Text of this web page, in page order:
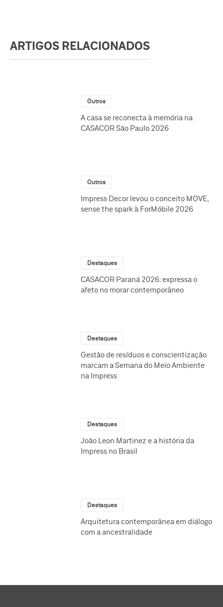
ARTIGOS RELACIONADOS
Outros
A casa se reconecta à memória na
CASACOR São Paulo 2026
Outros
Impress Decor levou o conceito MOVE,
sense the spark à ForMóbile 2026
Destaques
CASACOR Paraná 2026: expressa o
afeto no morar contemporâneo
Destaques
Gestão de resíduos e conscientização
marcam a Semana do Meio Ambiente
na Impress
Destaques
João Leon Martinez e a história da
Impress no Brasil
Destaques
Arquitetura contemporânea em diálogo
com a ancestralidade